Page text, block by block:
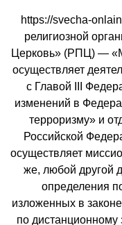
https://svecha-
религиозной
Церковь» (РПЦ) —
осуществляет
с Главой III
изменений в
терроризму» и
Российской
осуществляет
же, любой другой
определения
изложенных в
по дистанционному